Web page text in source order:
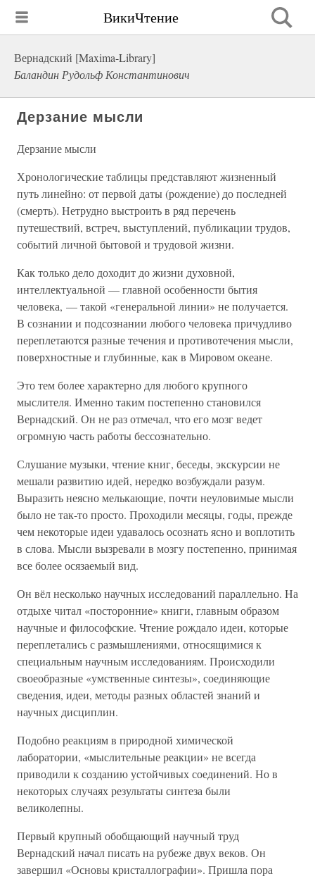
ВикиЧтение
Вернадский [Maxima-Library]
Баландин Рудольф Константинович
Дерзание мысли
Дерзание мысли
Хронологические таблицы представляют жизненный
путь линейно: от первой даты (рождение) до последней
(смерть). Нетрудно выстроить в ряд перечень
путешествий, встреч, выступлений, публикации трудов,
событий личной бытовой и трудовой жизни.
Как только дело доходит до жизни духовной,
интеллектуальной — главной особенности бытия
человека, — такой «генеральной линии» не получается.
В сознании и подсознании любого человека причудливо
переплетаются разные течения и противотечения мысли,
поверхностные и глубинные, как в Мировом океане.
Это тем более характерно для любого крупного
мыслителя. Именно таким постепенно становился
Вернадский. Он не раз отмечал, что его мозг ведет
огромную часть работы бессознательно.
Слушание музыки, чтение книг, беседы, экскурсии не
мешали развитию идей, нередко возбуждали разум.
Выразить неясно мелькающие, почти неуловимые мысли
было не так-то просто. Проходили месяцы, годы, прежде
чем некоторые идеи удавалось осознать ясно и воплотить
в слова. Мысли вызревали в мозгу постепенно, принимая
все более осязаемый вид.
Он вёл несколько научных исследований параллельно. На
отдыхе читал «посторонние» книги, главным образом
научные и философские. Чтение рождало идеи, которые
переплетались с размышлениями, относящимися к
специальным научным исследованиям. Происходили
своеобразные «умственные синтезы», соединяющие
сведения, идеи, методы разных областей знаний и
научных дисциплин.
Подобно реакциям в природной химической
лаборатории, «мыслительные реакции» не всегда
приводили к созданию устойчивых соединений. Но в
некоторых случаях результаты синтеза были
великолепны.
Первый крупный обобщающий научный труд
Вернадский начал писать на рубеже двух веков. Он
завершил «Основы кристаллографии». Пришла пора